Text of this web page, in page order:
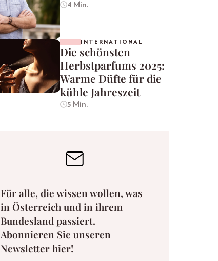
4 Min.
INTERNATIONAL
Die schönsten
Herbstparfums 2025:
Warme Düfte für die
kühle Jahreszeit
5 Min.
Für alle, die wissen wollen, was
in Österreich und in ihrem
Bundesland passiert.
Abonnieren Sie unseren
Newsletter hier!